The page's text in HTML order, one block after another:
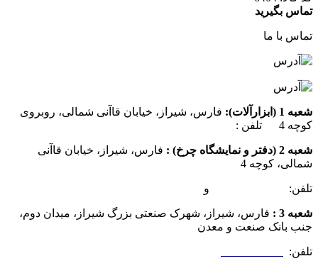
تماس بگیرید
تماس با ما
شعبه 1 (ابزارآلات):
فارس، شیراز، خیابان قاآنی شمالی، روبروی
کوچه 4 تلفن :
شعبه 2 (دفتر و نمایشگاه چرخ) :
فارس، شیراز، خیابان قاآنی
شمالی، کوچه 4
تلفن: و
شعبه 3 :
فارس، شیراز، شهرک صنعتی بزرگ شیراز، میدان دوم،
جنب بانک صنعت و معدن
تلفن: